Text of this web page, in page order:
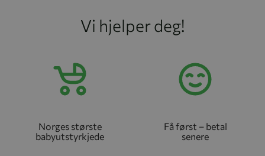
Vi hjelper deg!
Norges største
babyutstyrkjede
Få først – betal
senere